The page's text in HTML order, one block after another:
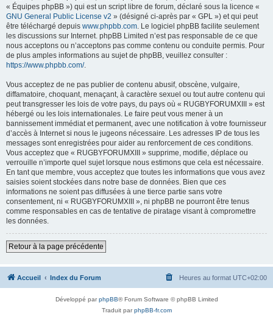
« Équipes phpBB ») qui est un script libre de forum, déclaré sous la licence «
GNU General Public License v2 » (désigné ci-après par « GPL ») et qui peut
être téléchargé depuis www.phpbb.com. Le logiciel phpBB facilite seulement
les discussions sur Internet. phpBB Limited n’est pas responsable de ce que
nous acceptons ou n’acceptons pas comme contenu ou conduite permis. Pour
de plus amples informations au sujet de phpBB, veuillez consulter :
https://www.phpbb.com/.
Vous acceptez de ne pas publier de contenu abusif, obscène, vulgaire,
diffamatoire, choquant, menaçant, à caractère sexuel ou tout autre contenu qui
peut transgresser les lois de votre pays, du pays où « RUGBYFORUMXIII » est
hébergé ou les lois internationales. Le faire peut vous mener à un
bannissement immédiat et permanent, avec une notification à votre fournisseur
d’accès à Internet si nous le jugeons nécessaire. Les adresses IP de tous les
messages sont enregistrées pour aider au renforcement de ces conditions.
Vous acceptez que « RUGBYFORUMXIII » supprime, modifie, déplace ou
verrouille n’importe quel sujet lorsque nous estimons que cela est nécessaire.
En tant que membre, vous acceptez que toutes les informations que vous avez
saisies soient stockées dans notre base de données. Bien que ces
informations ne soient pas diffusées à une tierce partie sans votre
consentement, ni « RUGBYFORUMXIII », ni phpBB ne pourront être tenus
comme responsables en cas de tentative de piratage visant à compromettre
les données.
Retour à la page précédente
Accueil Index du Forum Heures au format UTC+02:00
Développé parphpBB® Forum Software © phpBB Limited
Traduit parphpBB-fr.com